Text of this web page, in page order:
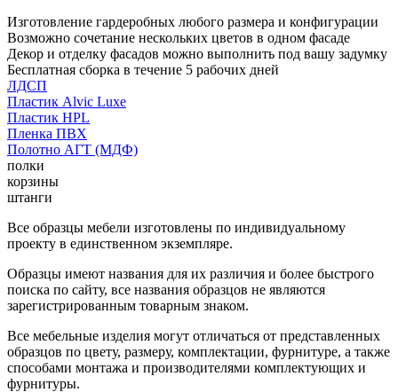
Изготовление гардеробных любого размера и конфигурации
Возможно сочетание нескольких цветов в одном фасаде
Декор и отделку фасадов можно выполнить под вашу задумку
Бесплатная сборка в течение 5 рабочих дней
ЛДСП
Пластик Alvic Luxe
Пластик HPL
Пленка ПВХ
Полотно АГТ (МДФ)
полки
корзины
штанги
Все образцы мебели изготовлены по индивидуальному
проекту в единственном экземпляре.
Образцы имеют названия для их различия и более быстрого
поиска по сайту, все названия образцов не являются
зарегистрированным товарным знаком.
Все мебельные изделия могут отличаться от представленных
образцов по цвету, размеру, комплектации, фурнитуре, а также
способами монтажа и производителями комплектующих и
фурнитуры.